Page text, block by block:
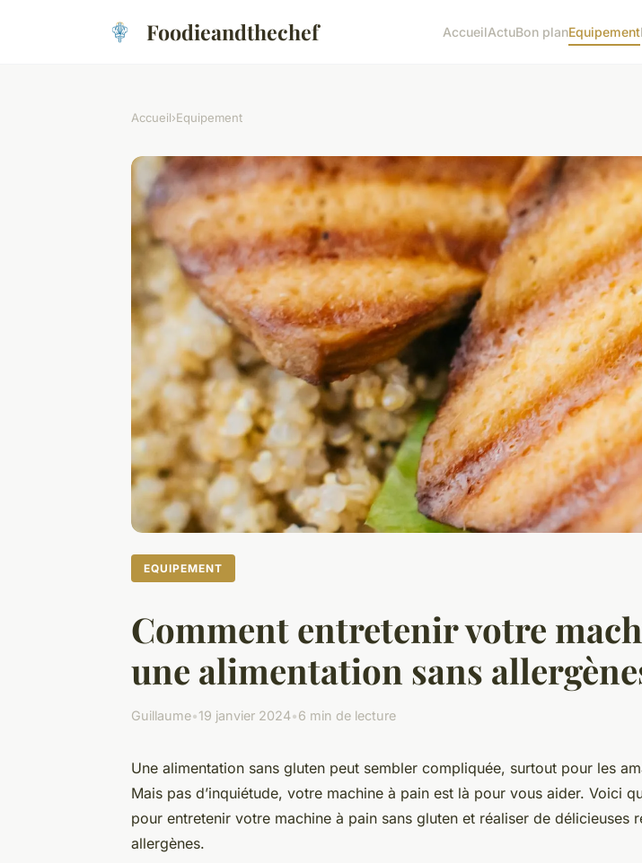
Foodieandthechef AccueilActuBon planEquipement
Accueil›Equipement
EQUIPEMENT
Comment entretenir votre
une alimentation sans
Guillaume•19 janvier 2024•6 min de lecture
Une alimentation sans gluten peut sembler compliquée, surtout pour les
Mais pas d’inquiétude, votre machine à pain est là pour vous aider. Voici
pour entretenir votre machine à pain sans gluten et réaliser de délicieuses
allergènes.